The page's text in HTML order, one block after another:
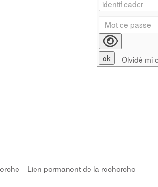
Lien permanent de la recherche
Olvidé mi